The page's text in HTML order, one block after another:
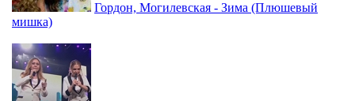
Гордон, Могилевская - Зима (Плюшевый
мишка)